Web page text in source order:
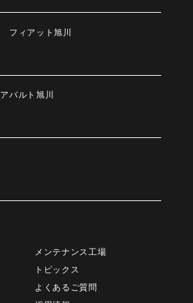
フィアット旭川
アバルト旭川
メンテナンス工場
トピックス
よくあるご質問